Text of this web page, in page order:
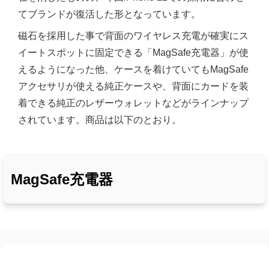
てブランドが復活した形となっています。
磁石を採用した事で背面のワイヤレス充電が確実にス
イートスポットに固定できる「MagSafe充電器」が使
えるようになった他、ケースを着けていてもMagSafe
アクセサリが使える純正ケースや、背面にカードを装
着できる純正のレザーウォレットなどがラインナップ
されています。商品は以下のとおり。
MagSafe充電器